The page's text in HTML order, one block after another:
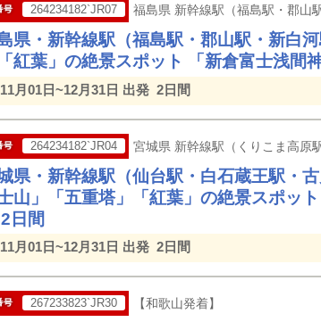
264234182`JR07 福島県 新幹線駅（福島駅・郡山
島県・新幹線駅（福島駅・郡山駅・新白
紅葉」の絶景スポット 「新倉富士浅間
11月01日~12月31日 出発 2日間
264234182`JR04 宮城県 新幹線駅（くりこま高原
城県・新幹線駅（仙台駅・白石蔵王駅・
士山」「五重塔」「紅葉」の絶景スポッ
日間
11月01日~12月31日 出発 2日間
267233823`JR30 【和歌山発着】